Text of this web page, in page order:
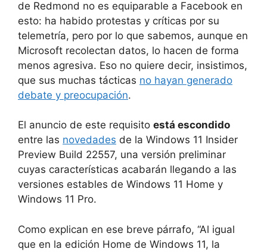
de Redmond no es equiparable a Facebook en
esto: ha habido protestas y críticas por su
telemetría, pero por lo que sabemos, aunque en
Microsoft recolectan datos, lo hacen de forma
menos agresiva. Eso no quiere decir, insistimos,
que sus muchas tácticas no hayan generado
debate y preocupación.
El anuncio de este requisito está escondido
entre las novedades de la Windows 11 Insider
Preview Build 22557, una versión preliminar
cuyas características acabarán llegando a las
versiones estables de Windows 11 Home y
Windows 11 Pro.
Como explican en ese breve párrafo, “Al igual
que en la edición Home de Windows 11, la